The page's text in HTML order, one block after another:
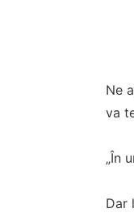
Ne
va
„În
Dar